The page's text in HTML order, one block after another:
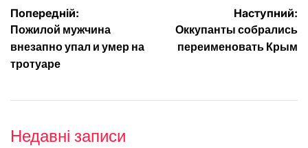
Навігація
записів
Попередній:
Пожилой мужчина
внезапно упал и умер на
тротуаре
Наступний:
Оккупанты собрались
переименовать Крым
Недавні записи